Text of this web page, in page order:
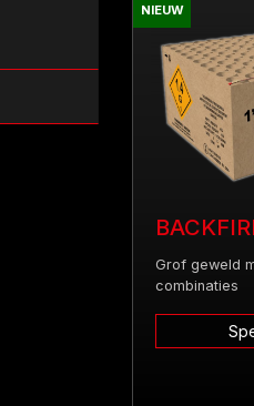
NIEUW
Grof geweld
combinaties